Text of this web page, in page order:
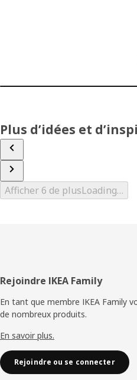
Plus d’idées et
Afficher 6 de plusLoading…
Pied
de
page
Rejoindre IKEA Family
En tant que membre IKEA Family
de nombreux produits.
En savoir plus.
Rejoindre ou se connecter